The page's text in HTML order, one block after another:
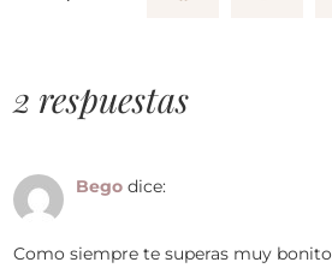
2 respuestas
Bego dice:
Como siempre te superas muy bonito